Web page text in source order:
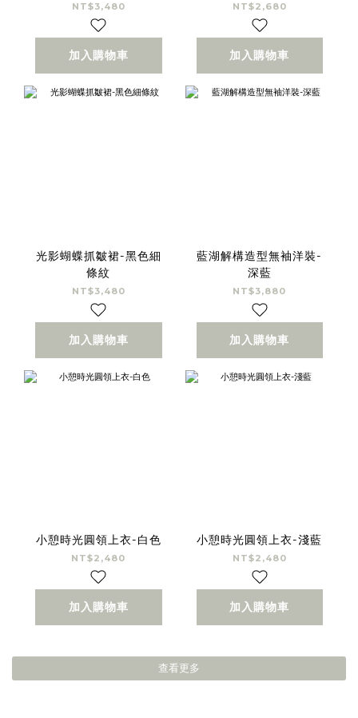
NT$3,480
加入購物車
NT$2,680
加入購物車
光影蝴蝶抓皺裙-黑色細
條紋
NT$3,480
加入購物車
藍湖解構造型無袖洋裝-
深藍
NT$3,880
加入購物車
小憩時光圓領上衣-白色
NT$2,480
加入購物車
小憩時光圓領上衣-淺藍
NT$2,480
加入購物車
查看更多